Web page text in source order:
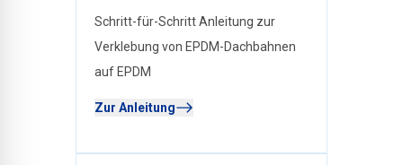
Schritt-für-Schritt Anleitung zur
Verklebung von EPDM-Dachbahnen
auf EPDM
Zur Anleitung